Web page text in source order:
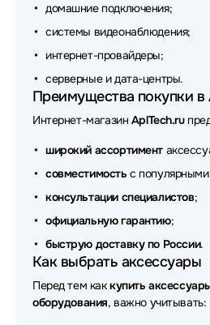
Аксессуары для сетевого
Аксессуары для сетевого
Аксессуары для сетевого
Аксессуары для сетевого
Аксессуары для сетевого
Аксессуары для сетевого
Аксессуары для сетевого
Аксессуары для сетевого
домашние подключения;
системы видеонаблюдения;
интернет-провайдеры;
серверные и дата-центры.
Преимущества покупки в
Интернет-магазин AplTech.ru
широкий ассортимент
совместимость с
консультации специалистов;
официальную гарантию;
быструю доставку по России.
Как выбрать аксессуары
Перед тем каккупить
оборудования, важно учитывать: